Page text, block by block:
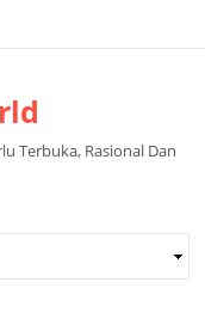
Terbuka, Rasional Dan